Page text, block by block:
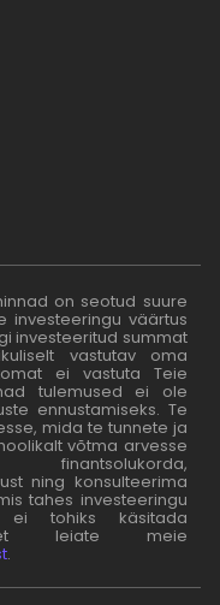
on seotud suure
investeeringu väärtus
investeeritud summat
vastutav oma
ei vastuta Teie
tulemused ei ole
ennustamiseks. Te
mida te tunnete ja
võtma arvesse
finantsolukorda,
ning konsulteerima
tahes investeeringu
ei tohiks käsitada
leiate meie
.